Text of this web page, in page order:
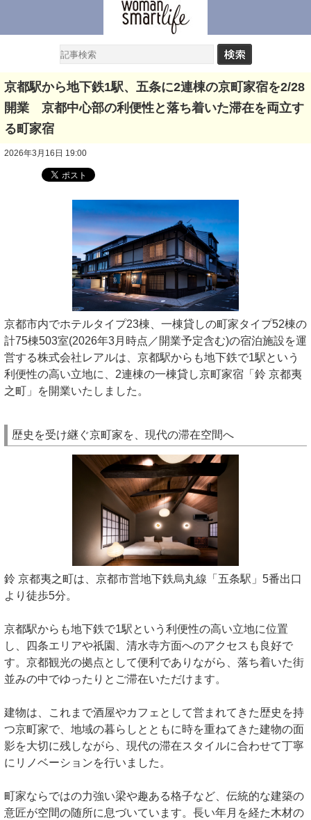
京都駅から地下鉄1駅、五条に2連棟の京町家宿を2/28
開業 京都中心部の利便性と落ち着いた滞在を両立す
る町家宿
2026年3月16日 19:00
京都市内でホテルタイプ23棟、一棟貸しの町家タイプ52棟の
計75棟503室(2026年3月時点／開業予定含む)の宿泊施設を運
営する株式会社レアルは、京都駅からも地下鉄で1駅という
利便性の高い立地に、2連棟の一棟貸し京町家宿「鈴 京都夷
之町」を開業いたしました。
歴史を受け継ぐ京町家を、現代の滞在空間へ
鈴 京都夷之町は、京都市営地下鉄烏丸線「五条駅」5番出口
より徒歩5分。
京都駅からも地下鉄で1駅という利便性の高い立地に位置
し、四条エリアや祇園、清水寺方面へのアクセスも良好で
す。京都観光の拠点として便利でありながら、落ち着いた街
並みの中でゆったりとご滞在いただけます。
建物は、これまで酒屋やカフェとして営まれてきた歴史を持
つ京町家で、地域の暮らしとともに時を重ねてきた建物の面
影を大切に残しながら、現代の滞在スタイルに合わせて丁寧
にリノベーションを行いました。
町家ならではの力強い梁や趣ある格子など、伝統的な建築の
意匠が空間の随所に息づいています。長い年月を経た木材の